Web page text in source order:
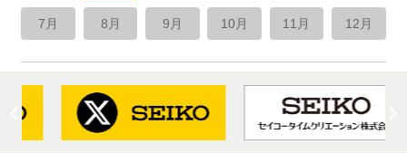
7月 8月 9月 10月 11月 12月